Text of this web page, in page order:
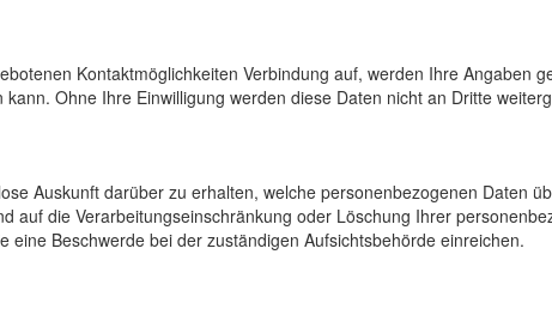
Kontaktmöglichkeiten Verbindung auf, werden Ihre Angaben
Ohne Ihre Einwilligung werden diese Daten nicht an Dritte
Auskunft darüber zu erhalten, welche personenbezogenen Daten
auf die Verarbeitungseinschränkung oder Löschung Ihrer
Beschwerde bei der zuständigen Aufsichtsbehörde einreichen.